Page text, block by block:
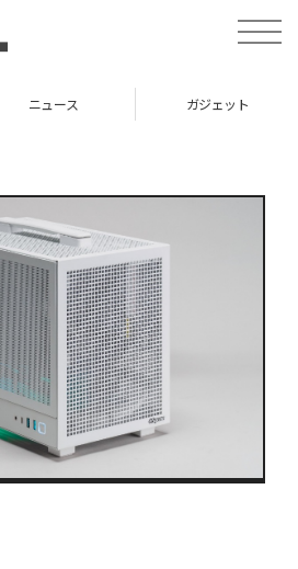
toggle
ニュース ガジェット